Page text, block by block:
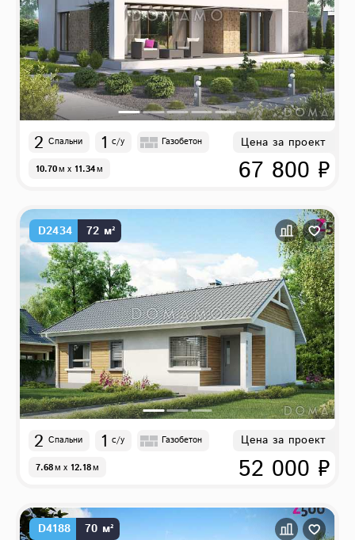
2 Спальни 1 с/у Газобетон
10.70м x 11.34м
Цена за проект
67 800 ₽
D2434 72 м²
2 Спальни 1 с/у Газобетон
7.68м x 12.18м
Цена за проект
52 000 ₽
D4188 70 м²